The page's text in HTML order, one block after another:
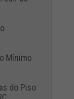
Mínimo
do Piso